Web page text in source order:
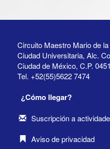
Circuito Maestro Mario de
Ciudad Universitaria, Alc.
Ciudad de México, C.P.
Tel. +52(55)5622 7474
¿Cómo llegar?
Suscripción a
Aviso de privacidad